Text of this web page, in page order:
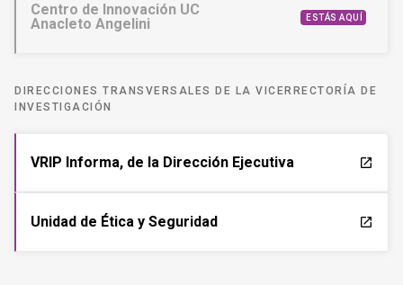
Centro de Innovación UC
Anacleto Angelini
ESTÁS AQUÍ
DIRECCIONES TRANSVERSALES DE LA VICERRECTORÍA DE
INVESTIGACIÓN
VRIP Informa, de la Dirección Ejecutiva launch
Unidad de Ética y Seguridad launch